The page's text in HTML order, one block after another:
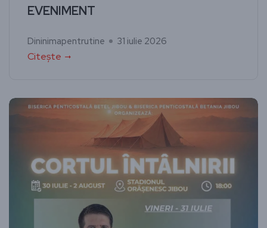
EVENIMENT
Dininimapentrutine 31 iulie 2026
Citește